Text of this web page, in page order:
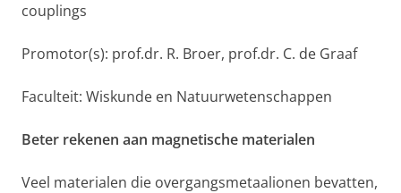
couplings
Promotor(s): prof.dr. R. Broer, prof.dr. C. de Graaf
Faculteit: Wiskunde en Natuurwetenschappen
Beter rekenen aan magnetische materialen
Veel materialen die overgangsmetaalionen bevatten,